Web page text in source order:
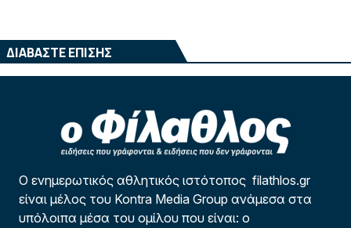
ΔΙΑΒΑΣΤΕ ΕΠΙΣΗΣ
Ο ενημερωτικός αθλητικός ιστότοπος filathlos.gr
είναι μέλος του Kontra Media Group ανάμεσα στα
υπόλοιπα μέσα του ομίλου που είναι: ο